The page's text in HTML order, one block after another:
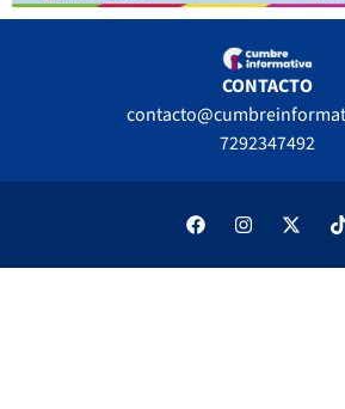
CONTACTO
7292347492